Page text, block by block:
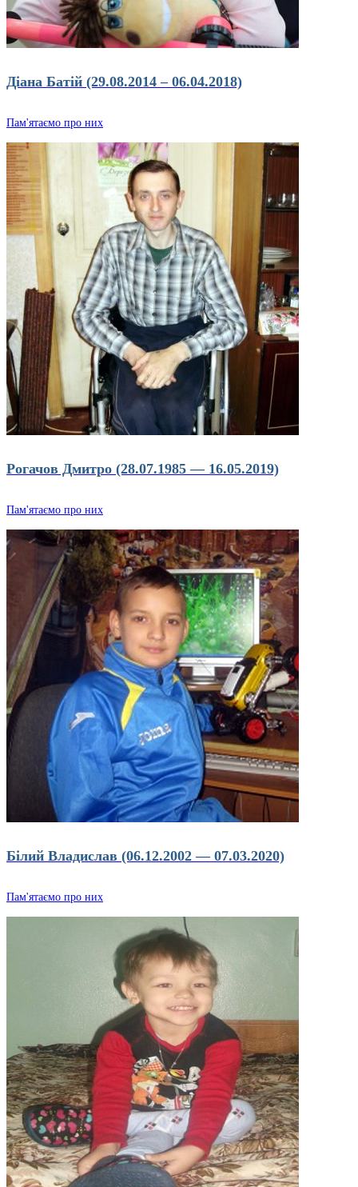
Діана Батій (29.08.2014 – 06.04.2018)
Пам'ятаємо про них
Рогачов Дмитро (28.07.1985 — 16.05.2019)
Пам'ятаємо про них
Білий Владислав (06.12.2002 — 07.03.2020)
Пам'ятаємо про них